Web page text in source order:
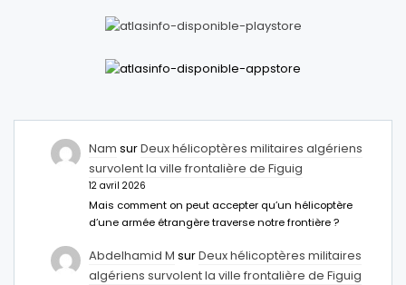
Nam surDeux hélicoptères militaires algériens
survolent la ville frontalière de Figuig
12 avril 2026
Mais comment on peut accepter qu’un hélicoptère
d’une armée étrangère traverse notre frontière ?
Abdelhamid M surDeux hélicoptères militaires
algériens survolent la ville frontalière de Figuig